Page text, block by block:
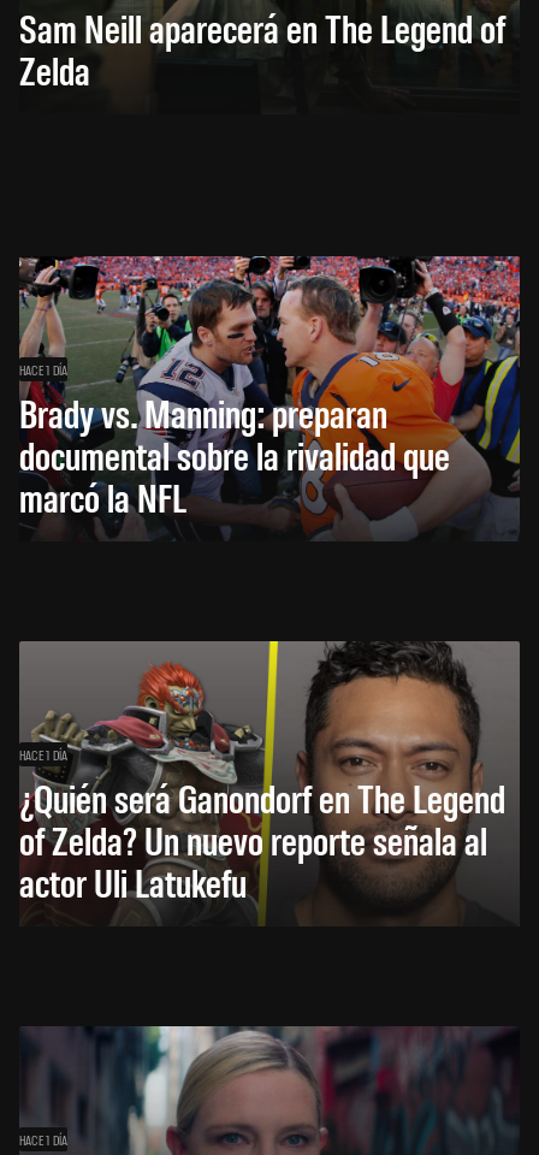
Sam Neill aparecerá en The Legend of
Zelda
HACE 1 DÍA
Brady vs. Manning: preparan
documental sobre la rivalidad que
marcó la NFL
HACE 1 DÍA
¿Quién será Ganondorf en The Legend
of Zelda? Un nuevo reporte señala al
actor Uli Latukefu
HACE 1 DÍA